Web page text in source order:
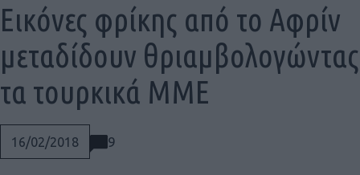
16/02/2018 9
Εικόνες φρίκης από το Αφρίν
μεταδίδουν θριαμβολογώντας
τα τουρκικά ΜΜΕ